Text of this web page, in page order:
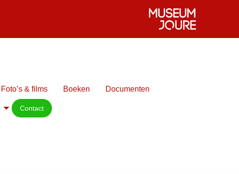
Foto’s & films Boeken Documenten
Contact